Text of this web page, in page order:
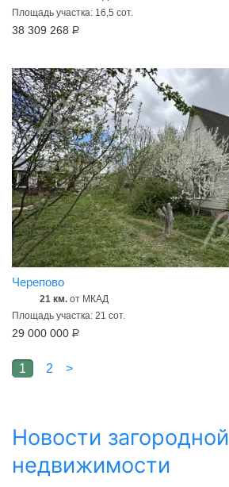
Площадь участка: 16,5 сот.
38 309 268 Р
Черепово
21 км. от МКАД
Площадь участка: 21 сот.
29 000 000 Р
1 2 >
Новости загородной
недвижимости